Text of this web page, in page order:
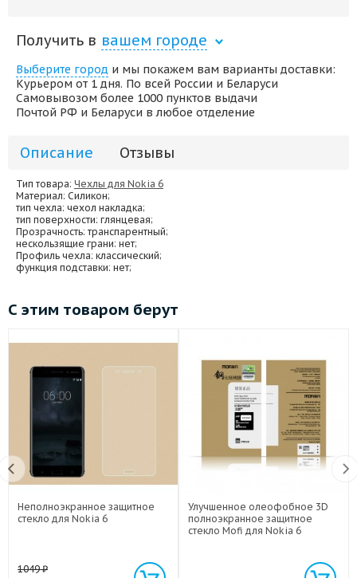
Получить в вашем городе
Выберите город и мы покажем вам варианты доставки:
Курьером от 1 дня. По всей России и Беларуси
Самовывозом более 1000 пунктов выдачи
Почтой РФ и Беларуси в любое отделение
Описание Отзывы
Тип товара: Чехлы для Nokia 6
Материал: Силикон;
тип чехла: чехол накладка;
тип поверхности: глянцевая;
Прозрачность: транспарентный;
нескользящие грани: нет;
Профиль чехла: классический;
функция подставки: нет;
С этим товаром берут
Неполноэкранное защитное
стекло для Nokia 6
1049₽
Улучшенное олеофобное 3D
полноэкранное защитное
стекло Mofi для Nokia 6